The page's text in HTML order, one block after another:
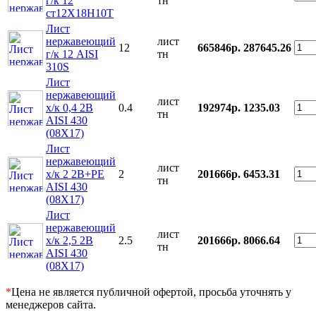
ст12Х18Н10Т
Лист
нержавеющий
г/к 12 AISI
310S
12
лист
тн
665846р. 287645.26
Лист
нержавеющий
х/к 0,4 2B
AISI 430
(08Х17)
0.4
лист
тн
192974р. 1235.03
Лист
нержавеющий
х/к 2 2B+PE
AISI 430
(08Х17)
2
лист
тн
201666р. 6453.31
Лист
нержавеющий
х/к 2,5 2B
AISI 430
(08Х17)
2.5
лист
тн
201666р. 8066.64
*Цена не является публичной офертой, просьба уточнять у
менеджеров сайта.